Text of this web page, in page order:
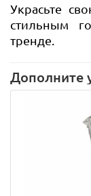
Украсьте
стильным
тренде.
Дополните